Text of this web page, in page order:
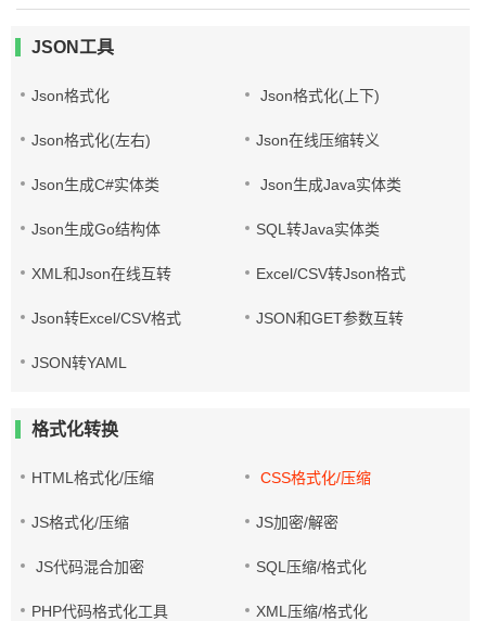
JSON工具
Json格式化 Json格式化(上下)
Json格式化(左右) Json在线压缩转义
Json生成C#实体类 Json生成Java实体类
Json生成Go结构体 SQL转Java实体类
XML和Json在线互转 Excel/CSV转Json格式
Json转Excel/CSV格式 JSON和GET参数互转
JSON转YAML
格式化转换
HTML格式化/压缩 CSS格式化/压缩
JS格式化/压缩 JS加密/解密
JS代码混合加密 SQL压缩/格式化
PHP代码格式化工具 XML压缩/格式化